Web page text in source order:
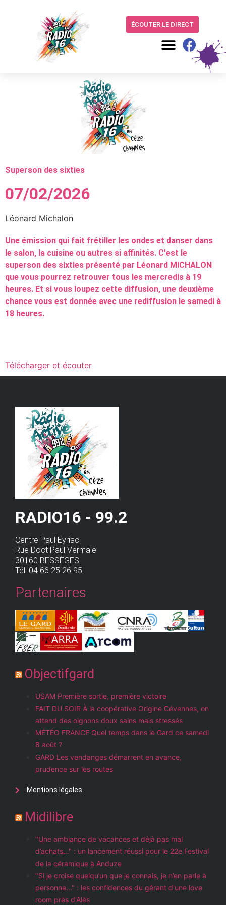
ÉCOUTER LE DIRECT
Superson des sixties
07/02/2026
Léonard Michalon
Une émission qui fait frétiller les ondes et danser dans
le salon, la cuisine ou autres si affinités. C'est le
superson des sixties présenté par Léonard MICHALON
que vous pourrez retrouver tous les mercredis à 19
heures. Et si vous loupez cette diffusion, une deuxième
chance vous est donnée avec une rediffusion le samedi à
18 heures.
Télécharger et écouter
RADIO16 - 99.2
Centre Paul Eyriac
Rue Doct Paul Vermale
30160 BESSÈGES
Tél. 04 66 25 26 95
Partenaires
Objectifgard
USAM Première sortie, première victoire
FAIT DU SOIR À la coopérative Origine Cévennes, on
attend des oignons doux sains mais stressés
MÉTÉO FRANCE Quel temps dans le Gard ce samedi
8 août ?
GARD Les vendanges démarrent en avance,
prudence sur les routes
Mentions légales
Midilibre
"Une ambiance de vacances et déjà pas mal
d’achats…" : un lancement réussi pour le 22e Festival
de la céramique à Anduze
"Si je croise quelqu’un que je connais, je n’en parle à
personne..." : les confidences du gérant d'une love
room près d'Alès